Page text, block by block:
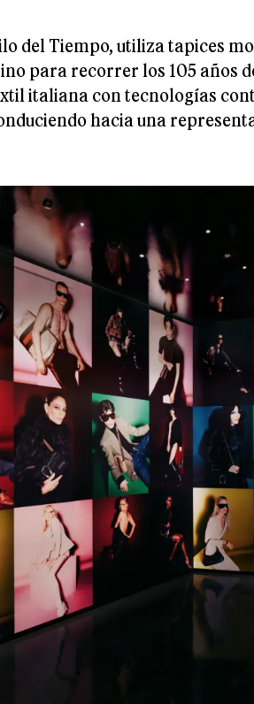
del Tiempo, utiliza tapices
para recorrer los 105 años
italiana con tecnologías
hacia una